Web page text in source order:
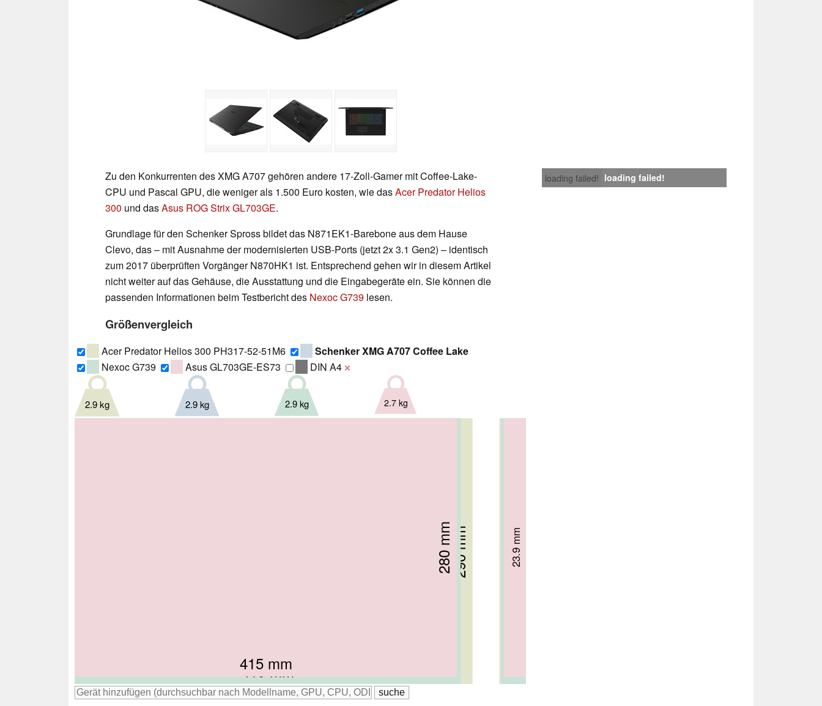
loading failed! loading failed!
Zu den Konkurrenten des XMG A707 gehören andere 17-Zoll-Gamer mit Coffee-Lake-
CPU und Pascal GPU, die weniger als 1.500 Euro kosten, wie dasAcer Predator Helios
300 und dasAsus ROG Strix GL703GE.
Grundlage für den Schenker Spross bildet das N871EK1-Barebone aus dem Hause
Clevo, das – mit Ausnahme der modernisierten USB-Ports (jetzt 2x 3.1 Gen2) – identisch
zum 2017 überprüften Vorgänger N870HK1 ist. Entsprechend gehen wir in diesem Artikel
nicht weiter auf das Gehäuse, die Ausstattung und die Eingabegeräte ein. Sie können die
passenden Informationen beim Testbericht des Nexoc G739 lesen.
Größenvergleich
Acer Predator Helios 300 PH317-52-51M6
Schenker XMG A707 Coffee Lake
Nexoc G739
Asus GL703GE-ES73 DIN A4 ❌
432 mm
290 mm 29 mm
2.9 kg
419 mm
289 mm 27 mm
2.9 kg
419 mm
289 mm 27 mm
2.9 kg
415 mm
280 mm 23.9 mm
2.7 kg